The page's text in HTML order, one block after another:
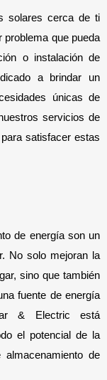
solares cerca de ti
problema que pueda
o instalación de
a brindar un
únicas de
servicios de
satisfacer estas
de energía son un
No solo mejoran la
sino que también
fuente de energía
& Electric está
el potencial de la
de